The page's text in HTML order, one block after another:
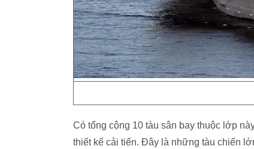
Có tổng cộng 10 tàu sân bay thuộc lớp
thiết kế cải tiến. Đây là những tàu chiến